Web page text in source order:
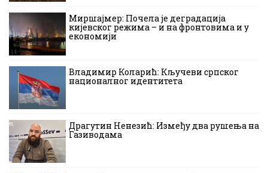
Миршајмер: Почела је деградација
кијевског режима – и на фронтовима и у
економији
Владимир Коларић: Кључеви српског
националног идентитета
Драгутин Ненезић: Између два рушења на
Газиводама